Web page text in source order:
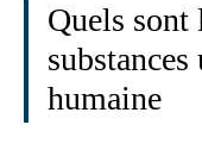
Quels sont
humaine